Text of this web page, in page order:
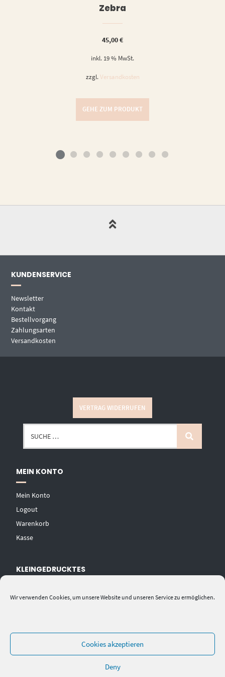
Wir verwenden Cookies, um unsere Website und unseren Service zu ermöglichen.
Cookies akzeptieren
Deny
Zebra
45,00€
inkl. 19 % MwSt.
zzgl. Versandkosten
GEHE ZUM PRODUKT
KUNDENSERVICE
Newsletter
Kontakt
Bestellvorgang
Zahlungsarten
Versandkosten
VERTRAG WIDERRUFEN
MEIN KONTO
Mein Konto
Logout
Warenkorb
Kasse
KLEINGEDRUCKTES
Impressum